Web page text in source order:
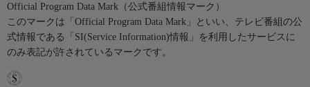
Official Program Data Mark（公式番組情報マーク）
このマークは「Official Program Data Mark」といい、テレビ番組の公
式情報である「SI(Service Information)情報」を利用したサービスに
のみ表記が許されているマークです。